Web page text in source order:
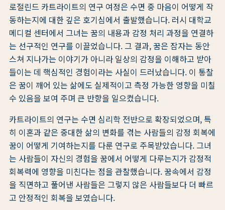
로절린드 카트라이트의 연구 여정은 수면 중 마음이 어떻게 작
동하는지에 대한 깊은 호기심에서 출발했습니다. 러시 대학교
메디컬 센터에서 그녀는 꿈의 내용과 감정 처리 과정을 연결하
는 선구적인 연구를 이끌었습니다. 그 결과, 꿈은 잠자는 동안
스쳐 지나가는 이야기가 아니라 일상의 감정을 이해하고 받아
들이는 데 핵심적인 경험이라는 사실이 드러났습니다. 이 통찰
은 꿈이 깨어 있는 삶에도 실제적이고 측정 가능한 영향을 미칠
수 있음을 보여 주며 큰 반향을 일으켰습니다.
카트라이트의 연구는 수면 심리학 전반으로 확장되었으며, 특
히 이혼과 같은 중대한 삶의 변화를 겪는 사람들의 감정 회복에
꿈이 어떻게 기여하는지를 다룬 연구로 주목받았습니다. 그녀
는 사람들이 자신의 경험을 꿈에서 어떻게 다루는지가 감정적
회복력에 영향을 미친다는 점을 관찰했습니다. 꿈속에서 감정
을 직면하고 풀어낸 사람들은 그렇지 않은 사람들보다 더 빠르
고 안정적인 회복을 보였습니다.